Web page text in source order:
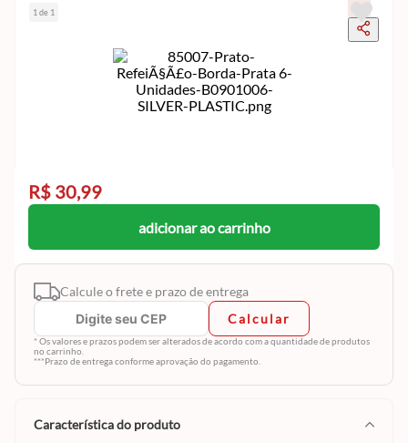
1 de 1
R$ 30,99
adicionar ao carrinho
Calcule o frete e prazo de entrega
Calcular
* Os valores e prazos podem ser alterados de acordo com a quantidade de produtos
no carrinho.
***Prazo de entrega conforme aprovação do pagamento.
característica do produto